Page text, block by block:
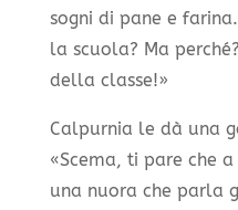
sogni di pane e
la scuola? Ma
della classe!»
Calpurnia le dà una
«Scema, ti pare che
una nuora che parla